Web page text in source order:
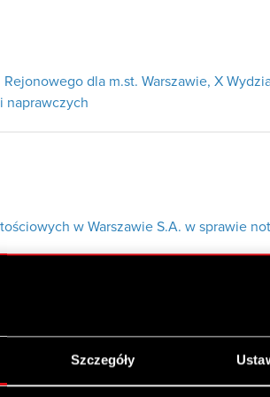
Szczegóły
dla m.st. Warszawie, X
naprawczych
w Warszawie S.A. w sprawie
serii C1